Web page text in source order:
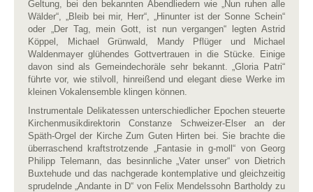
Geltung, bei den bekannten Abendliedern wie „Nun ruhen alle
Wälder“, „Bleib bei mir, Herr“, „Hinunter ist der Sonne Schein“
oder „Der Tag, mein Gott, ist nun vergangen“ legten Astrid
Köppel, Michael Grünwald, Mandy Pflüger und Michael
Waldenmayer glühendes Gottvertrauen in die Stücke. Einige
davon sind als Gemeindechoräle sehr bekannt. „Gloria Patri“
führte vor, wie stilvoll, hinreißend und elegant diese Werke im
kleinen Vokalensemble klingen können.
Instrumentale Delikatessen unterschiedlicher Epochen steuerte
Kirchenmusikdirektorin Constanze Schweizer-Elser an der
Späth-Orgel der Kirche Zum Guten Hirten bei. Sie brachte die
überraschend kraftstrotzende „Fantasie in g-moll“ von Georg
Philipp Telemann, das besinnliche „Vater unser“ von Dietrich
Buxtehude und das nachgerade kontemplative und gleichzeitig
sprudelnde „Andante in D“ von Felix Mendelssohn Bartholdy zu